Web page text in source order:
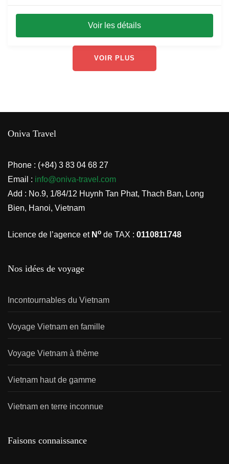
Voir les détails
VOIR PLUS
Oniva Travel
Phone : (+84) 3 83 04 68 27
Email : info@oniva-travel.com
Add : No.9, 1/84/12 Huynh Tan Phat, Thach Ban, Long
Bien, Hanoi, Vietnam
Licence de l’agence et N o de TAX : 0110811748
Nos idées de voyage
Incontournables du Vietnam
Voyage Vietnam en famille
Voyage Vietnam à thème
Vietnam haut de gamme
Vietnam en terre inconnue
Faisons connaissance